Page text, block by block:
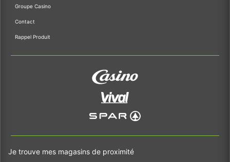
Groupe Casino
Contact
Rappel Produit
Je trouve mes magasins de proximité